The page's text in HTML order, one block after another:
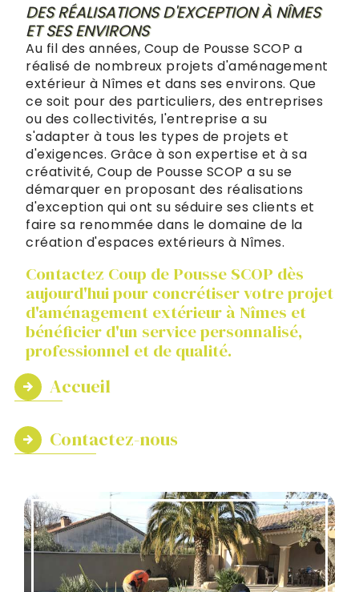
DES RÉALISATIONS D'EXCEPTION À NÎMES
ET SES ENVIRONS
Au fil des années, Coup de Pousse SCOP a
réalisé de nombreux projets d'aménagement
extérieur à Nîmes et dans ses environs. Que
ce soit pour des particuliers, des entreprises
ou des collectivités, l'entreprise a su
s'adapter à tous les types de projets et
d'exigences. Grâce à son expertise et à sa
créativité, Coup de Pousse SCOP a su se
démarquer en proposant des réalisations
d'exception qui ont su séduire ses clients et
faire sa renommée dans le domaine de la
création d'espaces extérieurs à Nîmes.
Contactez Coup de Pousse SCOP dès
aujourd'hui pour concrétiser votre projet
d'aménagement extérieur à Nîmes et
bénéficier d'un service personnalisé,
professionnel et de qualité.
Accueil
Contactez-nous